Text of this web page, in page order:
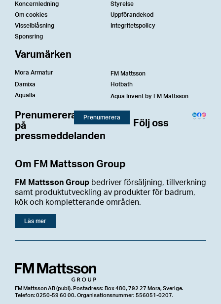
Om FM Mattsson Group
FM Mattsson Group bedriver försäljning, tillverkning
samt produktutveckling av produkter för badrum,
kök och kompletterande områden.
Läs mer
Koncernledning
Styrelse
Om cookies
Uppförandekod
Visselblåsning
Integritetspolicy
Sponsring
Varumärken
Mora Armatur
FM Mattsson
Damixa
Hotbath
Aqualla
Aqua Invent by FM Mattsson
Prenumerera
på
pressmeddelanden
Prenumerera
Följ oss
FM Mattsson AB (publ). Postadress: Box 480, 792 27 Mora, Sverige.
Telefon: 0250-59 60 00. Organisationsnummer: 556051-0207.